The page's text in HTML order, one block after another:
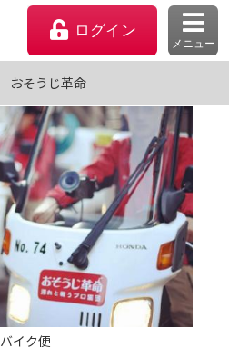
ログイン
メニュー
おそうじ革命
バイク便